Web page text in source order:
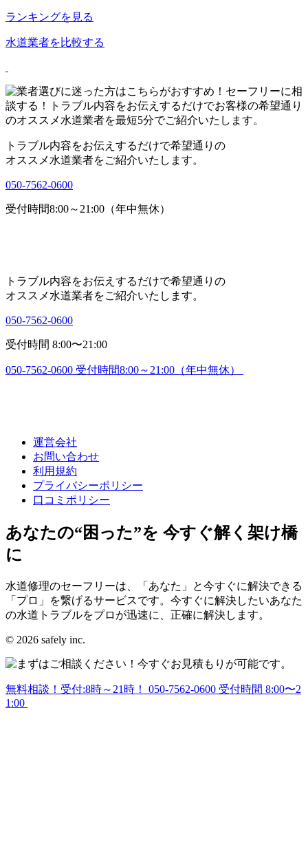
ランキングを見る
水道業者を比較する
トラブル内容をお伝えするだけで希望通りの
オススメ水道業者をご紹介いたします。
050-7562-0600
受付時間8:00～21:00（年中無休）
トラブル内容をお伝えするだけで希望通りの
オススメ水道業者をご紹介いたします。
050-7562-0600
受付時間 8:00〜21:00
050-7562-0600 受付時間8:00～21:00（年中無休）
運営会社
お問い合わせ
利用規約
プライバシーポリシー
口コミポリシー
あなたの“困った”を 今すぐ解く架け橋
に
水道修理のセーフリーは、「あなた」と今すぐに解決できる
「プロ」を繋げるサービスです。今すぐに解決したいあなた
の水道トラブルをプロが迅速に、正確に解決します。
© 2026 safely inc.
無料相談！受付:8時～21時！ 050-7562-0600 受付時間 8:00〜2
1:00